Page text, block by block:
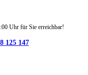
Uhr für Sie erreichbar!
125 147